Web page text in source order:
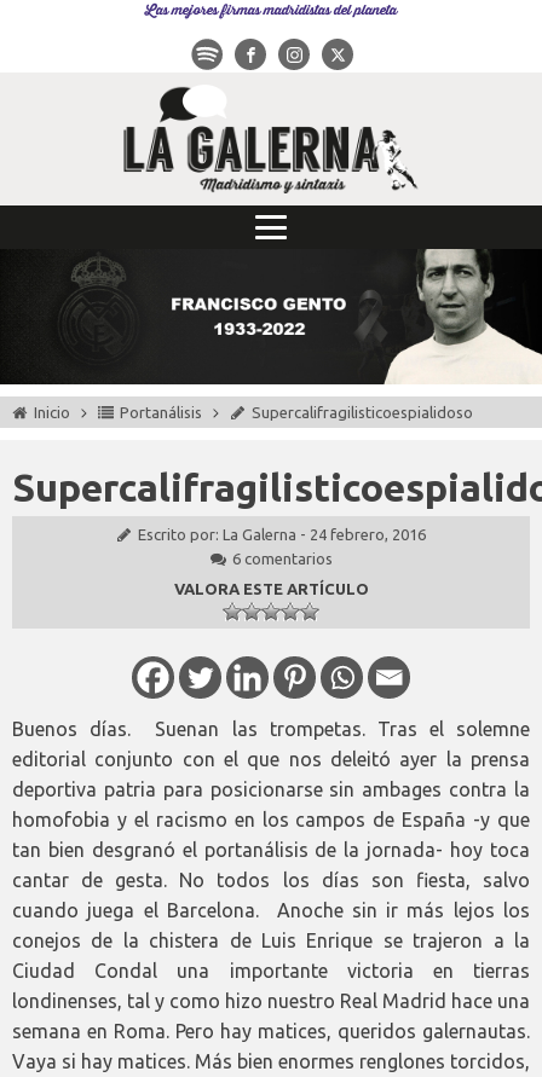
Las mejores firmas madridistas del planeta
Inicio Portanálisis Supercalifragilisticoespialidoso
Escrito por: La Galerna - 24 febrero, 2016
6 comentarios
VALORA ESTE ARTÍCULO
Buenos días. Suenan las trompetas. Tras el solemne
editorial conjunto con el que nos deleitó ayer la prensa
deportiva patria para posicionarse sin ambages contra la
homofobia y el racismo en los campos de España -y que
tan bien desgranó el portanálisis de la jornada- hoy toca
cantar de gesta. No todos los días son fiesta, salvo
cuando juega el Barcelona. Anoche sin ir más lejos los
conejos de la chistera de Luis Enrique se trajeron a la
Ciudad Condal una importante victoria en tierras
londinenses, tal y como hizo nuestro Real Madrid hace una
semana en Roma. Pero hay matices, queridos galernautas.
Vaya si hay matices. Más bien enormes renglones torcidos,